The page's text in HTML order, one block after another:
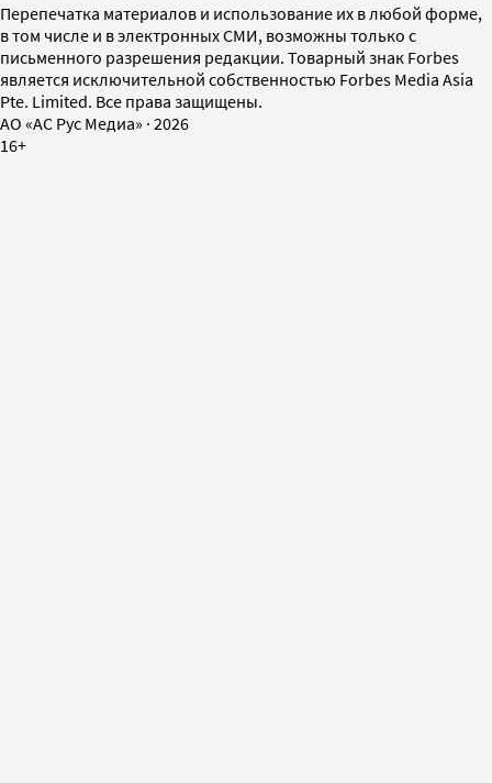
Перепечатка материалов и использование их в любой форме,
в том числе и в электронных СМИ, возможны только с
письменного разрешения редакции. Товарный знак Forbes
является исключительной собственностью Forbes Media Asia
Pte. Limited. Все права защищены.
AO «АС Рус Медиа» · 2026
16+